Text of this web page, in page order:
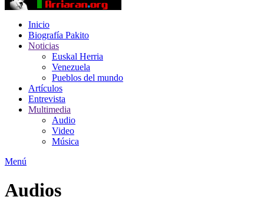
Inicio
Biografía Pakito
Noticias
Euskal Herria
Venezuela
Pueblos del mundo
Artículos
Entrevista
Multimedia
Audio
Video
Música
Menú
Audios